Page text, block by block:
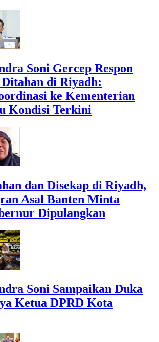
Soni Gercep Respon
di Riyadh:
ke Kementerian
Kondisi Terkini
dan Disekap di Riyadh,
Asal Banten Minta
Dipulangkan
Soni Sampaikan Duka
Ketua DPRD Kota